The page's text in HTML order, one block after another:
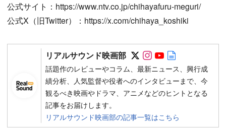
公式サイト：https://www.ntv.co.jp/chihayafuru-meguri/
公式X（旧Twitter）：https://x.com/chihaya_koshiki
リアルサウンド映画部 Follow on SNS
Follow on SNS
Follow on
話題作のレビューやコラム、最新ニュース、興行成
績分析、人気監督や役者へのインタビューまで、今
観るべき映画やドラマ、アニメなどのヒントとなる
記事をお届けします。
リアルサウンド映画部の記事一覧はこちら